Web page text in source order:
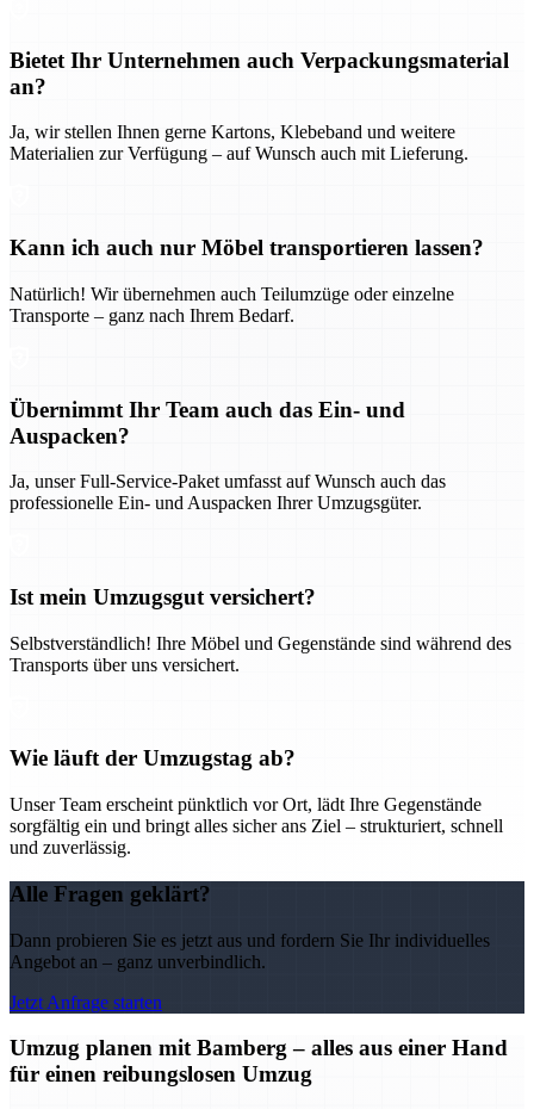
Bietet Ihr Unternehmen auch Verpackungsmaterial
an?
Ja, wir stellen Ihnen gerne Kartons, Klebeband und weitere
Materialien zur Verfügung – auf Wunsch auch mit Lieferung.
Kann ich auch nur Möbel transportieren lassen?
Natürlich! Wir übernehmen auch Teilumzüge oder einzelne
Transporte – ganz nach Ihrem Bedarf.
Übernimmt Ihr Team auch das Ein- und
Auspacken?
Ja, unser Full-Service-Paket umfasst auf Wunsch auch das
professionelle Ein- und Auspacken Ihrer Umzugsgüter.
Ist mein Umzugsgut versichert?
Selbstverständlich! Ihre Möbel und Gegenstände sind während des
Transports über uns versichert.
Wie läuft der Umzugstag ab?
Unser Team erscheint pünktlich vor Ort, lädt Ihre Gegenstände
sorgfältig ein und bringt alles sicher ans Ziel – strukturiert, schnell
und zuverlässig.
Alle Fragen geklärt?
Dann probieren Sie es jetzt aus und fordern Sie Ihr individuelles
Angebot an – ganz unverbindlich.
Jetzt Anfrage starten
Umzug planen mit Bamberg – alles aus einer Hand
für einen reibungslosen Umzug